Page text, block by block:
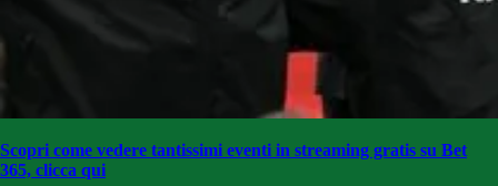
Scopri come vedere tantissimi eventi in streaming gratis su Bet
365, clicca qui